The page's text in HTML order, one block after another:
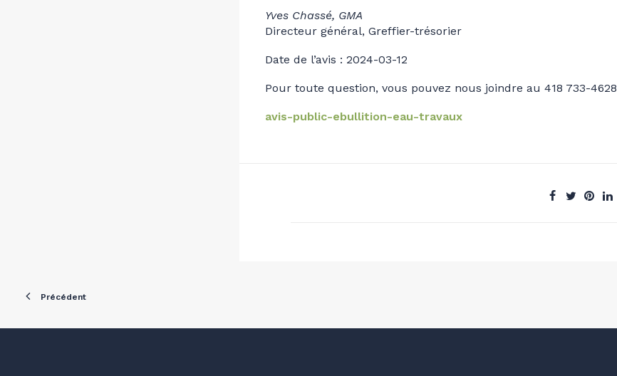
Yves Chassé, GMA
Directeur général, Greffier-trésorier
Date de l’avis : 2024-03-12
Pour toute question, vous pouvez nous joindre au 418 733-4628
avis-public-ebullition-eau-travaux
Précédent